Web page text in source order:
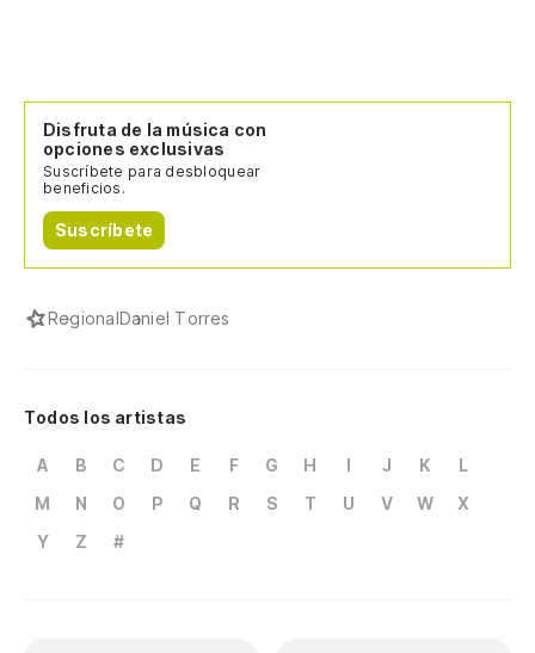
Disfruta de la música con
opciones exclusivas
Suscríbete para desbloquear
beneficios.
Suscríbete
RegionalDaniel Torres
Todos los artistas
A B C D E F G H I J K
L
M
N O P Q R S T U V W
X
Y
Z #